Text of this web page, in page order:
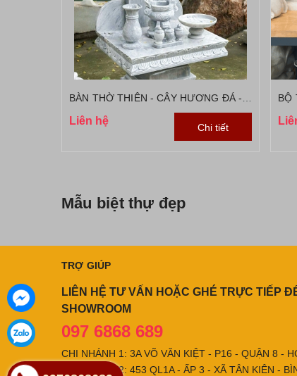
BÀN THỜ THIÊN - CÂY HƯƠNG ĐÁ - BỘ THỜ CÚNG BẰNG ĐÁ
Liên hệ
Chi tiết
BỘ
Mẫu biệt thự đẹp
TRỢ GIÚP
LIÊN HỆ TƯ VẤN HOẶC GHÉ TRỰC TIẾP
SHOWROOM
097 6868 689
CHI NHÁNH 1: 3A VÕ VĂN KIỆT - P16 - QUẬN 8 -
CHI NHÁNH 2: 453 QL1A - ẤP 3 - XÃ TÂN KIÊN -